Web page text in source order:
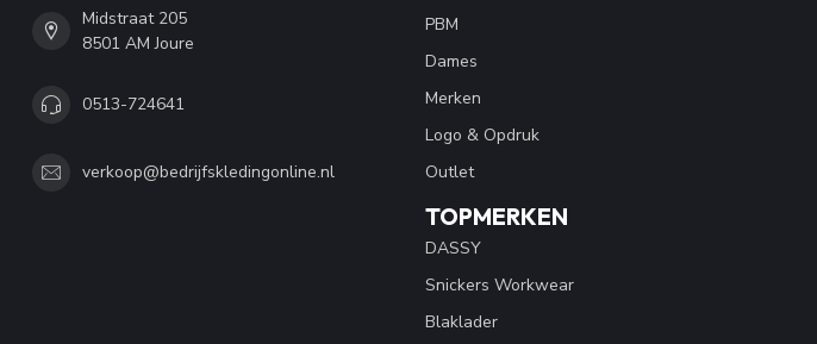
Midstraat 205
8501 AM Joure
0513-724641
verkoop@bedrijfskledingonline.nl
PBM
Dames
Merken
Logo & Opdruk
Outlet
TOPMERKEN
DASSY
Snickers Workwear
Blaklader